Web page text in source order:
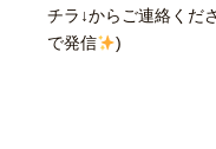
チラ↓からご連絡くだ
で発信
)